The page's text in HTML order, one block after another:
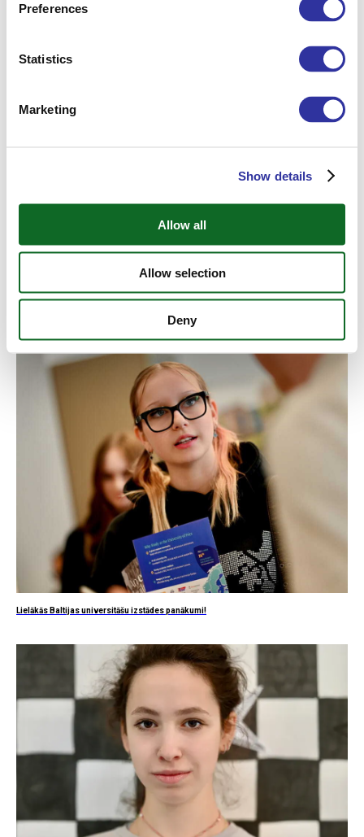
Preferences
Statistics
Marketing
Show details
Allow all
Allow selection
Deny
2025./2026. akadēmiskā gada rezultāti
Lielākās Baltijas universitāšu izstādes panākumi!